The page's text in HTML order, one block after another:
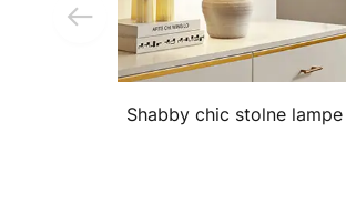
Shabby chic stolne lampe